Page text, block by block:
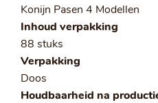
Konijn Pasen 4 Modellen
Inhoud verpakking
88 stuks
Verpakking
Doos
Houdbaarheid na